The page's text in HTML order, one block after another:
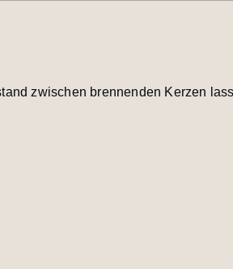
zwischen brennenden Kerzen